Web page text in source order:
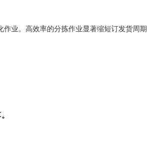
业。 高效率的分拣作业显著缩短订发货周期